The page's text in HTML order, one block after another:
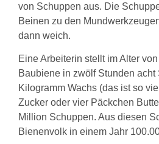
von Schuppen aus. Die
Beinen zu den
dann weich.
Eine Arbeiterin stellt im Alter
Baubiene in zwölf Stunden acht
Kilogramm Wachs (das ist so
Zucker oder vier Päckchen
Million Schuppen. Aus diesen
Bienenvolk in einem Jahr